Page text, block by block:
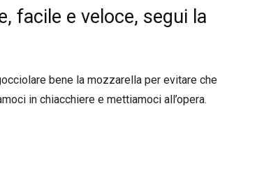
facile e veloce, segui la
bene la mozzarella per evitare che
in chiacchiere e mettiamoci all’opera.